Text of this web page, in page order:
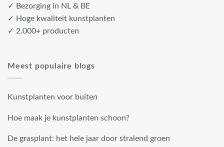
✓ Bezorging in NL & BE
✓ Hoge kwaliteit kunstplanten
✓ 2.000+ producten
Meest populaire blogs
Kunstplanten voor buiten
Hoe maak je kunstplanten schoon?
De grasplant: het hele jaar door stralend groen